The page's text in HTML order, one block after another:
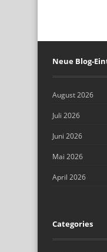
Neue Blog-
August 2026
Juli 2026
Juni 2026
Mai 2026
April 2026
Categories